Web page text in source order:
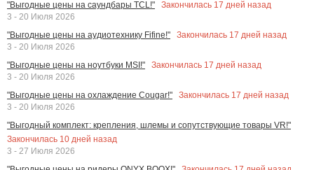
"Выгодные цены на саундбары TCL!"
Закончилась 17 дней назад
3 - 20 Июля 2026
"Выгодные цены на аудиотехнику Fifine!"
Закончилась 17 дней назад
3 - 20 Июля 2026
"Выгодные цены на ноутбуки MSI!"
Закончилась 17 дней назад
3 - 20 Июля 2026
"Выгодные цены на охлаждение Cougar!"
Закончилась 17 дней назад
3 - 20 Июля 2026
"Выгодный комплект: крепления, шлемы и сопутствующие товары VR!"
Закончилась 10 дней назад
3 - 27 Июля 2026